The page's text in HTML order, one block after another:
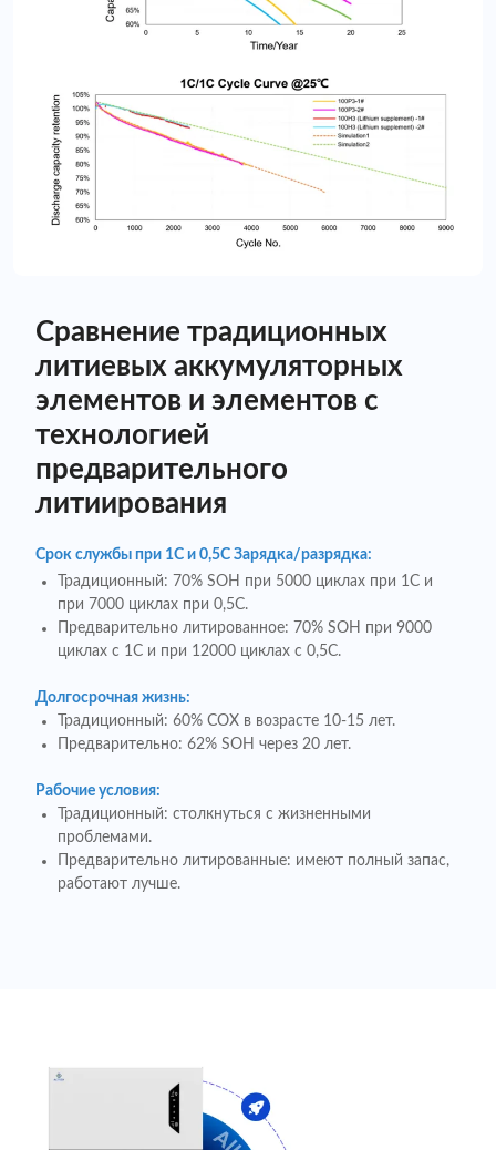
Сравнение традиционных
литиевых аккумуляторных
элементов и элементов с
технологией
предварительного
литиирования
Срок службы при 1C и 0,5C Зарядка/разрядка:
Традиционный: 70% SOH при 5000 циклах при 1C и
при 7000 циклах при 0,5C.
Предварительно литированное: 70% SOH при 9000
циклах с 1C и при 12000 циклах с 0,5C.
Долгосрочная жизнь:
Традиционный: 60% СОХ в возрасте 10-15 лет.
Предварительно: 62% SOH через 20 лет.
Рабочие условия:
Традиционный: столкнуться с жизненными
проблемами.
Предварительно литированные: имеют полный запас,
работают лучше.